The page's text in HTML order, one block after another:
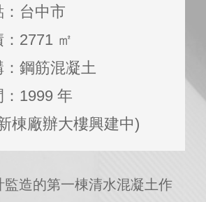
：台中市
2771 ㎡
：鋼筋混凝土
1999 年
棟廠辦大樓興建中)
監造的第一棟清水混凝土作